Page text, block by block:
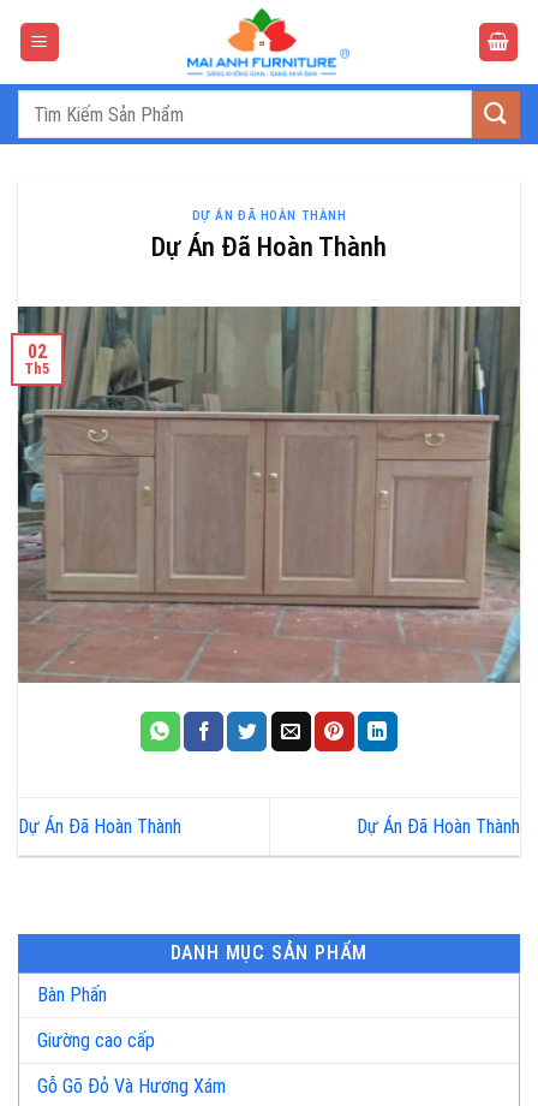
Tìm
DỰ ÁN ĐÃ HOÀN THÀNH
Dự Án Đã Hoàn Thành
02
Th5
Dự Án Đã Hoàn Thành Dự Án Đã Hoàn Thành
DANH MỤC SẢN PHẨM
Bàn Phấn
Giường cao cấp
Gỗ Gõ Đỏ Và Hương Xám